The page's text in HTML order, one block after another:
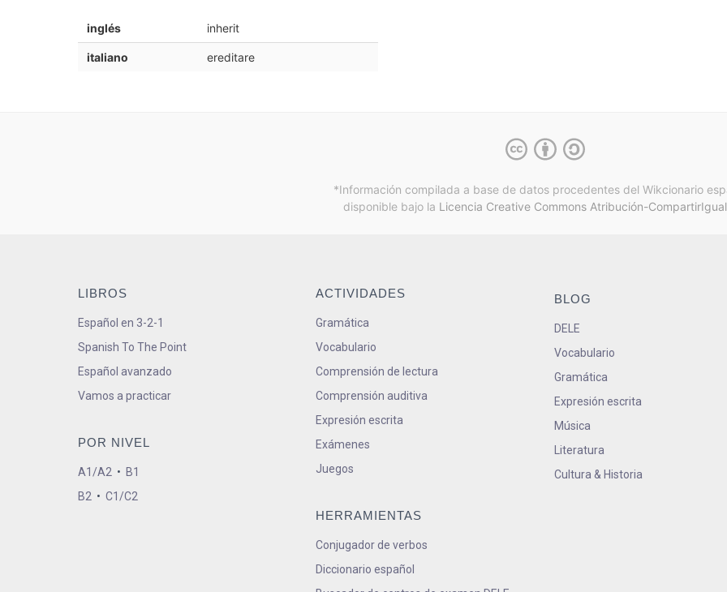
inglés inherit
italiano ereditare
*Información compilada a base de datos procedentes del Wikcionario
disponible bajo la Licencia Creative Commons Atribución-
LIBROS
Español en 3-2-1
Spanish To The Point
Español avanzado
Vamos a practicar
POR NIVEL
A1/A2 • B1
B2 • C1/C2
ACTIVIDADES
Gramática
Vocabulario
Comprensión de lectura
Comprensión auditiva
Expresión escrita
Exámenes
Juegos
HERRAMIENTAS
Conjugador de verbos
Diccionario español
BLOG
DELE
Vocabulario
Gramática
Expresión escrita
Música
Literatura
Cultura & Historia